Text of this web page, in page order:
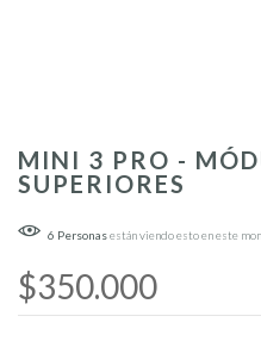
MINI 3 PRO -
SUPERIORES
6 Personasestán viendo esto en este
$350.000